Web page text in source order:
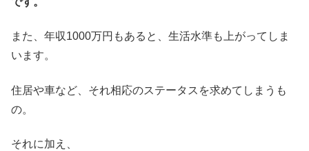
また、年収1000万円もあると、生活水準も上がってしま
います。
住居や車など、それ相応のステータスを求めてしまうも
の。
それに加え、